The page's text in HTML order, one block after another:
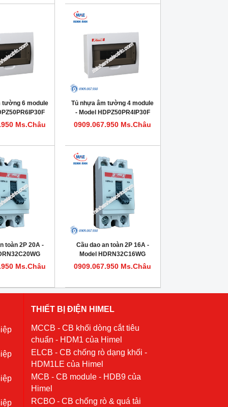
tường 6 module
Ms.Châu
Tủ nhựa âm tường 4 module
- Model HDPZ50PR4IP30F
0909.067.950 Ms.Châu
toàn 2P 20A -
Ms.Châu
Cầu dao an toàn 2P 16A -
Model HDRN32C16WG
0909.067.950 Ms.Châu
THIẾT BỊ ĐIỆN HIMEL
MCCB - CB khối dòng cắt tiêu
chuẩn - HDM1 của Himel
ELCB - CB chống rò dạng khối -
HDM1LE của Himel
MCB - CB module - HDB9 của
Himel
RCBO - CB chống rò & quá tải